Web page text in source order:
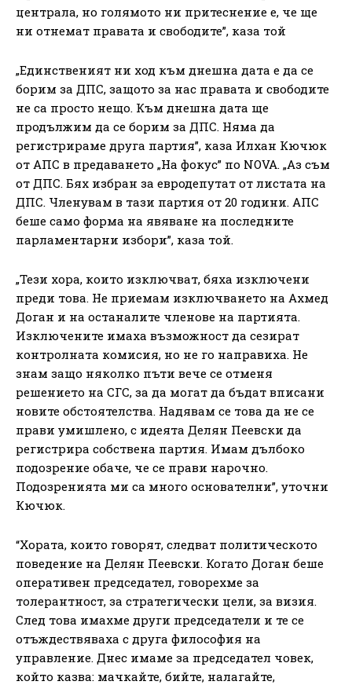
централа, но голямото ни притеснение е, че ще
ни отнемат правата и свободите”, каза той
„Единственият ни ход към днешна дата е да се
борим за ДПС, защото за нас правата и свободите
не са просто нещо. Към днешна дата ще
продължим да се борим за ДПС. Няма да
регистрираме друга партия”, каза Илхан Кючюк
от АПС в предаването „На фокус” по NOVA. „Аз съм
от ДПС. Бях избран за евродепутат от листата на
ДПС. Членувам в тази партия от 20 години. АПС
беше само форма на явяване на последните
парламентарни избори”, каза той.
„Тези хора, които изключват, бяха изключени
преди това. Не приемам изключването на Ахмед
Доган и на останалите членове на партията.
Изключените имаха възможност да сезират
контролната комисия, но не го направиха. Не
знам защо няколко пъти вече се отменя
решението на СГС, за да могат да бъдат вписани
новите обстоятелства. Надявам се това да не се
прави умишлено, с идеята Делян Пеевски да
регистрира собствена партия. Имам дълбоко
подозрение обаче, че се прави нарочно.
Подозренията ми са много основателни”, уточни
Кючюк.
“Хората, които говорят, следват политическото
поведение на Делян Пеевски. Когато Доган беше
оперативен председател, говорехме за
толерантност, за стратегически цели, за визия.
След това имахме други председатели и те се
отъждествяваха с друга философия на
управление. Днес имаме за председател човек,
който казва: мачкайте, бийте, налагайте,